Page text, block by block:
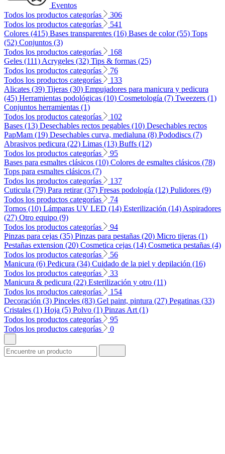
Eventos
Todos los productos categorías
306
Todos los productos categorías
541
Colores (415) Bases transparentes (16) Bases de color (55) Tops
(52) Conjuntos (3)
Todos los productos categorías
168
Geles (111) Acrygeles (32) Tips & formas (25)
Todos los productos categorías
76
Todos los productos categorías
133
Alicates (39) Tijeras (30) Empujadores para manicura y pedicura
(45) Herramientas podológicas (10) Cosmetología (7) Tweezers (1)
Conjuntos herramientas (1)
Todos los productos categorías
102
Bases (13) Desechables rectos pegables (10) Desechables rectos
PapMam (19) Desechables curva, medialuna (8) Pododiscs (7)
Abrasivos pedicura (22) Limas (13) Buffs (12)
Todos los productos categorías
95
Bases para esmaltes clásicos (10) Colores de esmaltes clásicos (78)
Tops para esmaltes clásicos (7)
Todos los productos categorías
137
Cuticula (79) Para retirar (37) Fresas podología (12) Pulidores (9)
Todos los productos categorías
74
Tornos (10) Lámparas UV LED (14) Esterilización (14) Aspiradores
(27) Otro equipo (9)
Todos los productos categorías
94
Pinzas para cejas (35) Pinzas para pestañas (20) Micro tijeras (1)
Pestañas extension (20) Cosmetica cejas (14) Cosmetica pestañas (4)
Todos los productos categorías
56
Manicura (6) Pedicura (34) Cuidado de la piel y depilación (16)
Todos los productos categorías
33
Manicura & pedicura (22) Esterilización y otro (11)
Todos los productos categorías
154
Decoración (3) Pinceles (83) Gel paint, pintura (27) Pegatinas (33)
Cristales (1) Hoja (5) Polvo (1) Pinzas Art (1)
Todos los productos categorías
95
Todos los productos categorías
0